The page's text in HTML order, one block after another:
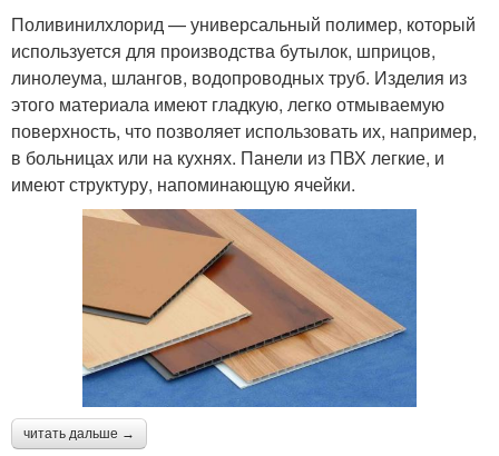
Поливинилхлорид — универсальный полимер, который
используется для производства бутылок, шприцов,
линолеума, шлангов, водопроводных труб. Изделия из
этого материала имеют гладкую, легко отмываемую
поверхность, что позволяет использовать их, например,
в больницах или на кухнях. Панели из ПВХ легкие, и
имеют структуру, напоминающую ячейки.
читать дальше →